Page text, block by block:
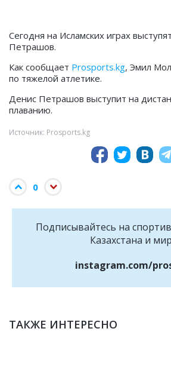
Сегодня на Исламских играх
Петрашов.
Как сообщает Prosports.kg, Эмил
по тяжелой атлетике.
Денис Петрашов выступит на
плаванию.
Источник: Prosports.kg
0
Подписывайтесь на
Казахстана и
instagram.com/
ТАКЖЕ ИНТЕРЕСНО